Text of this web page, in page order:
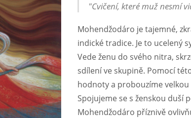
"Cvičení, které muž nesmí
Mohendžodáro je tajemné,
indické tradice. Je to ucelený
Vede ženu do svého nitra,
sdílení ve skupině. Pomocí
hodnoty a probouzíme
Spojujeme se s ženskou duší
Mohendžodáro příznivě